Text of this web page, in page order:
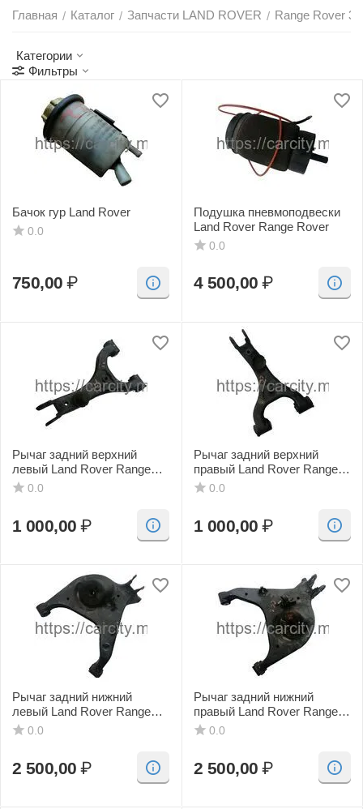
Главная / Каталог / Запчасти LAND ROVER / Range Rover 3
Категории
Фильтры
Бачок гур Land Rover
0.0
750,00 ₽
Подушка пневмоподвески
Land Rover Range Rover
0.0
4 500,00 ₽
Рычаг задний верхний
левый Land Rover Range
Rover
0.0
1 000,00 ₽
Рычаг задний верхний
правый Land Rover Range
Rover
0.0
1 000,00 ₽
Рычаг задний нижний
левый Land Rover Range
Rover
0.0
2 500,00 ₽
Рычаг задний нижний
правый Land Rover Range
Rover
0.0
2 500,00 ₽